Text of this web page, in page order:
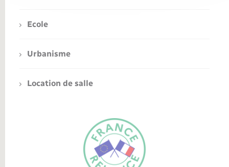
Ecole
Urbanisme
Location de salle